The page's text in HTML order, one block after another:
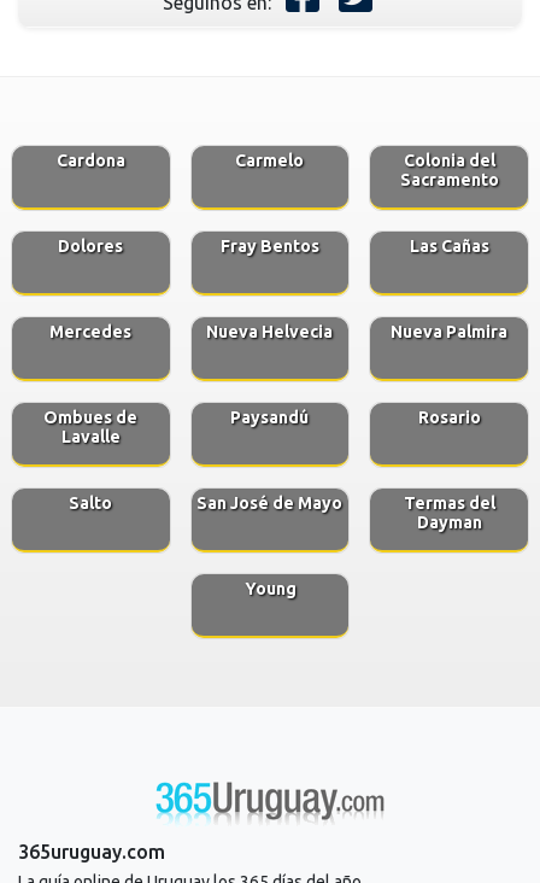
Cardona Carmelo
Colonia del
Sacramento
Dolores Fray Bentos Las Cañas
Mercedes Nueva Helvecia Nueva Palmira
Ombues de
Lavalle
Paysandú Rosario
Salto San José de Mayo
Termas del
Dayman
Young
365uruguay.com